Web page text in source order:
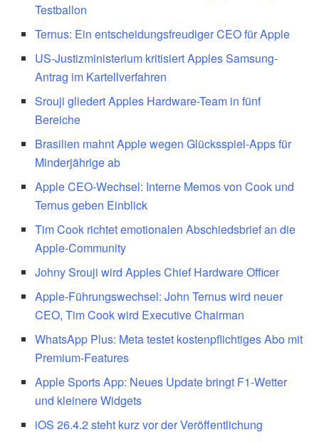
Testballon
Ternus: Ein entscheidungsfreudiger CEO für Apple
US-Justizministerium kritisiert Apples Samsung-
Antrag im Kartellverfahren
Srouji gliedert Apples Hardware-Team in fünf
Bereiche
Brasilien mahnt Apple wegen Glücksspiel-Apps für
Minderjährige ab
Apple CEO-Wechsel: Interne Memos von Cook und
Ternus geben Einblick
Tim Cook richtet emotionalen Abschiedsbrief an die
Apple-Community
Johny Srouji wird Apples Chief Hardware Officer
Apple-Führungswechsel: John Ternus wird neuer
CEO, Tim Cook wird Executive Chairman
WhatsApp Plus: Meta testet kostenpflichtiges Abo mit
Premium-Features
Apple Sports App: Neues Update bringt F1-Wetter
und kleinere Widgets
iOS 26.4.2 steht kurz vor der Veröffentlichung